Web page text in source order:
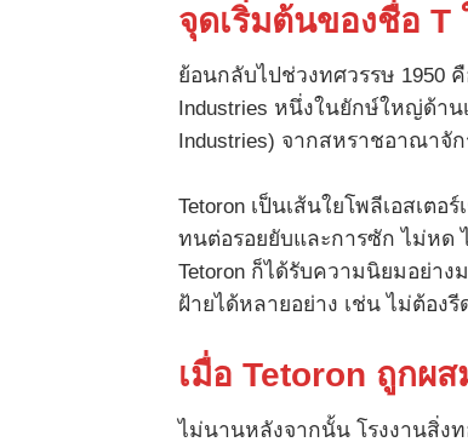
จุดเริ่มต้นของชื่อ T
ย้อนกลับไปช่วงทศวรรษ 1950
Industries หนึ่งในยักษ์ใหญ่ด้า
Industries) จากสหราชอาณาจั
Tetoron เป็นเส้นใยโพลีเอสเ
ทนต่อรอยยับและการซัก ไม่หด
Tetoron ก็ได้รับความนิยมอย่า
ฝ้ายได้หลายอย่าง เช่น ไม่ต้อง
เมื่อ Tetoron ถูกผส
ไม่นานหลังจากนั้น โรงงานสิ่งท